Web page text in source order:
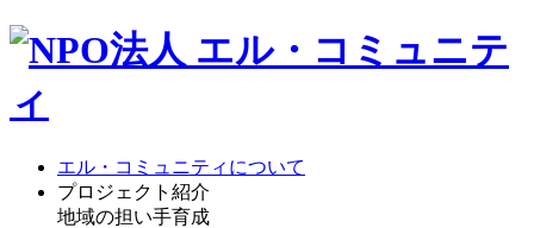
エル・コミュニティについて
プロジェクト紹介
地域の担い手育成